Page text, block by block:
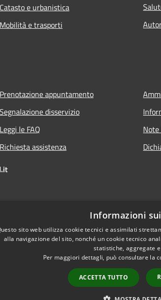
Catasto e urbanistica
Mobilità e trasporti
Prenotazione appuntamento
Segnalazione disservizio
Leggi le FAQ
Richiesta assistenza
Informazioni
sito web utilizza cookie tecnici e assimilati
alla navigazione del sito, nonché un cookie tecnico
statistiche, aggregate
Per maggiori dettagli, può consultare la
ACCETTA TUTTO